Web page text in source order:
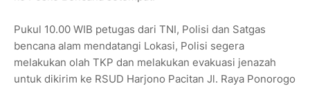
Pukul 10.00 WIB petugas dari TNI, Polisi dan Satgas
bencana alam mendatangi Lokasi, Polisi segera
melakukan olah TKP dan melakukan evakuasi jenazah
untuk dikirim ke RSUD Harjono Pacitan Jl. Raya Ponorogo